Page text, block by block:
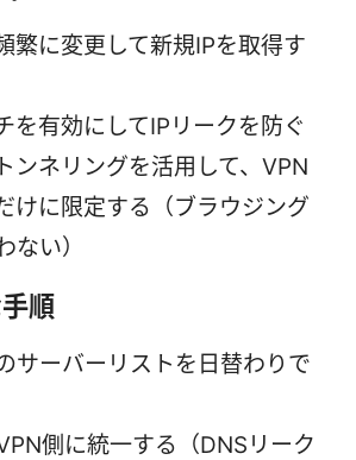
繁に変更して新規IPを取得す
を有効にしてIPリークを防ぐ
ンネリングを活用して、VPN
けに限定する（ブラウジング
ない）
順
サーバーリストを日替わりで
側に統一する（DNSリーク